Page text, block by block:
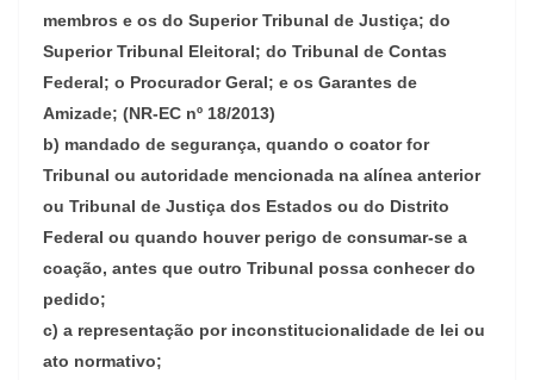
membros e os do Superior Tribunal de Justiça; do
Superior Tribunal Eleitoral; do Tribunal de Contas
Federal; o Procurador Geral; e os Garantes de
Amizade; (NR-EC nº 18/2013)
b) mandado de segurança, quando o coator for
Tribunal ou autoridade mencionada na alínea anterior
ou Tribunal de Justiça dos Estados ou do Distrito
Federal ou quando houver perigo de consumar-se a
coação, antes que outro Tribunal possa conhecer do
pedido;
c) a representação por inconstitucionalidade de lei ou
ato normativo;